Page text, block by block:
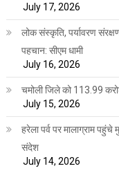
July 17, 2026
लोक संस्कृति, पर्यावरण
पहचान: सीएम धामी
July 16, 2026
चमोली जिले को 113.99
July 15, 2026
हरेला पर्व पर मालाग्राम
संदेश
July 14, 2026